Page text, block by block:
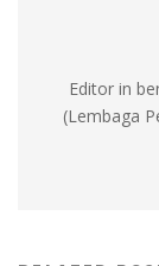
Editor in
(Lembaga